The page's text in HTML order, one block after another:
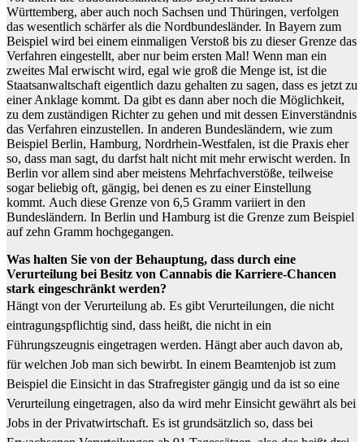
Württemberg, aber auch noch Sachsen und Thüringen, verfolgen
das wesentlich schärfer als die Nordbundesländer. In Bayern zum
Beispiel wird bei einem einmaligen Verstoß bis zu dieser Grenze das
Verfahren eingestellt, aber nur beim ersten Mal! Wenn man ein
zweites Mal erwischt wird, egal wie groß die Menge ist, ist die
Staatsanwaltschaft eigentlich dazu gehalten zu sagen, dass es jetzt zu
einer Anklage kommt. Da gibt es dann aber noch die Möglichkeit,
zu dem zuständigen Richter zu gehen und mit dessen Einverständnis
das Verfahren einzustellen. In anderen Bundesländern, wie zum
Beispiel Berlin, Hamburg, Nordrhein-Westfalen, ist die Praxis eher
so, dass man sagt, du darfst halt nicht mit mehr erwischt werden. In
Berlin vor allem sind aber meistens Mehrfachverstöße, teilweise
sogar beliebig oft, gängig, bei denen es zu einer Einstellung
kommt. Auch diese Grenze von 6,5 Gramm variiert in den
Bundesländern. In Berlin und Hamburg ist die Grenze zum Beispiel
auf zehn Gramm hochgegangen.
Was halten Sie von der Behauptung, dass durch eine
Verurteilung bei Besitz von Cannabis die Karriere-Chancen
stark eingeschränkt werden?
Hängt von der Verurteilung ab. Es gibt Verurteilungen, die nicht
eintragungspflichtig sind, dass heißt, die nicht in ein
Führungszeugnis eingetragen werden. Hängt aber auch davon ab,
für welchen Job man sich bewirbt. In einem Beamtenjob ist zum
Beispiel die Einsicht in das Strafregister gängig und da ist so eine
Verurteilung eingetragen, also da wird mehr Einsicht gewährt als bei
Jobs in der Privatwirtschaft. Es ist grundsätzlich so, dass bei